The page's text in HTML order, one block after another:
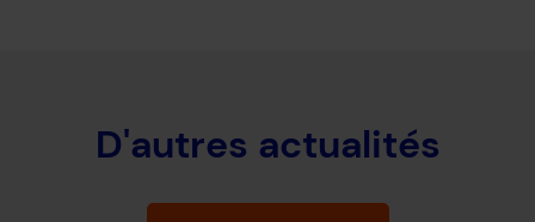
D'autres actualités